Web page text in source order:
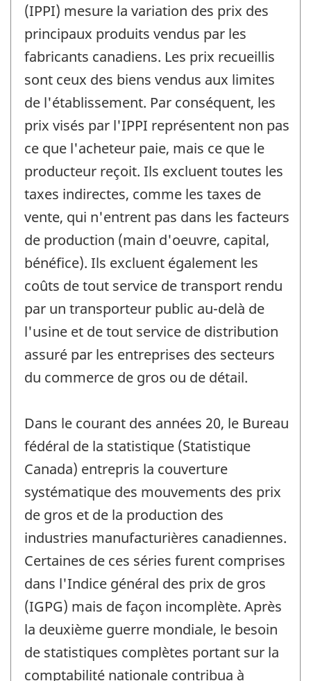
(IPPI) mesure la variation des prix des
principaux produits vendus par les
fabricants canadiens. Les prix recueillis
sont ceux des biens vendus aux limites
de l'établissement. Par conséquent, les
prix visés par l'IPPI représentent non pas
ce que l'acheteur paie, mais ce que le
producteur reçoit. Ils excluent toutes les
taxes indirectes, comme les taxes de
vente, qui n'entrent pas dans les facteurs
de production (main d'oeuvre, capital,
bénéfice). Ils excluent également les
coûts de tout service de transport rendu
par un transporteur public au-delà de
l'usine et de tout service de distribution
assuré par les entreprises des secteurs
du commerce de gros ou de détail.
Dans le courant des années 20, le Bureau
fédéral de la statistique (Statistique
Canada) entrepris la couverture
systématique des mouvements des prix
de gros et de la production des
industries manufacturières canadiennes.
Certaines de ces séries furent comprises
dans l'Indice général des prix de gros
(IGPG) mais de façon incomplète. Après
la deuxième guerre mondiale, le besoin
de statistiques complètes portant sur la
comptabilité nationale contribua à